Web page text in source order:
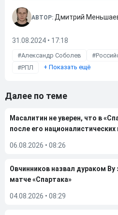
АВТОР: Дмитрий
31.08.2024 • 17:18
Александр Соболев
РПЛ
+ Показать ещё
Далее по теме
Масалитин не уверен, что в
после его националистических
06.08.2026 • 08:26
Овчинников назвал дураком Ву
матче «Спартака»
04.08.2026 • 08:29